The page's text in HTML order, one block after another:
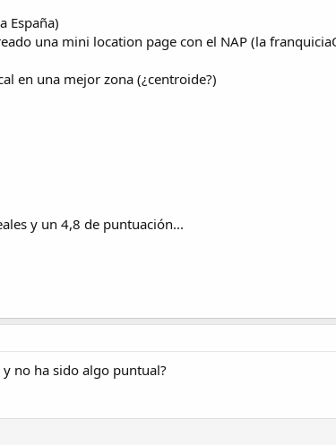
España)
una mini location page con el NAP (la
en una mejor zona (¿centroide?)
y un 4,8 de puntuación...
no ha sido algo puntual?